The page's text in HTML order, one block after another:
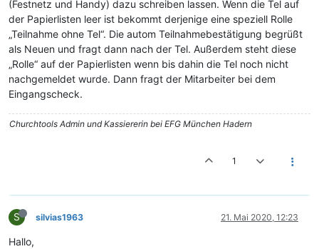
(Festnetz und Handy) dazu schreiben lassen. Wenn die Tel auf
der Papierlisten leer ist bekommt derjenige eine speziell Rolle
„Teilnahme ohne Tel“. Die autom Teilnahmebestätigung begrüßt
als Neuen und fragt dann nach der Tel. Außerdem steht diese
„Rolle“ auf der Papierlisten wenn bis dahin die Tel noch nicht
nachgemeldet wurde. Dann fragt der Mitarbeiter bei dem
Eingangscheck.
Churchtools Admin und Kassiererin bei EFG München Hadern
1
S silvias1963 21. Mai 2020, 12:23
Hallo,